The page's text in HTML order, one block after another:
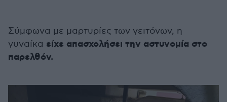
Σύμφωνα με μαρτυρίες των γειτόνων, η
γυναίκα είχε απασχολήσει την αστυνομία στο
παρελθόν.